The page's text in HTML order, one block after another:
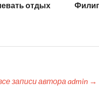
отдых
записи автора admin →